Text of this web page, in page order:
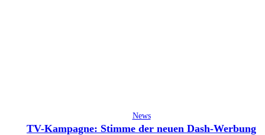
News
TV-Kampagne: Stimme der neuen Dash-Werbung